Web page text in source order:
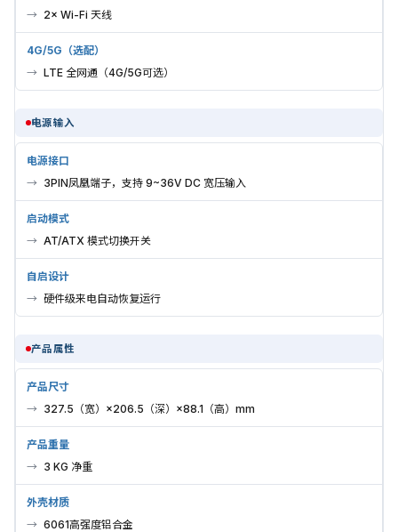
2× Wi-Fi 天线
4G/5G（选配）
LTE 全网通（4G/5G可选）
电源输入
电源接口
3PIN凤凰端子，支持 9~36V DC 宽压输入
启动模式
AT/ATX 模式切换开关
自启设计
硬件级来电自动恢复运行
产品属性
产品尺寸
327.5（宽）×206.5（深）×88.1（高）mm
产品重量
3 KG 净重
外壳材质
6061高强度铝合金